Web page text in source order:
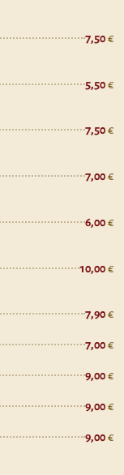
7,50
5,50
7,50
7,00
6,00
10,00
7,90
7,00
9,00
9,00
9,00